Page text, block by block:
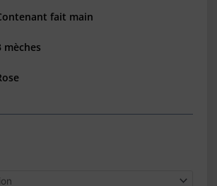
fait main
mèches